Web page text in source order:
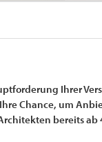
Ihrer
Chance, um
bereits ab